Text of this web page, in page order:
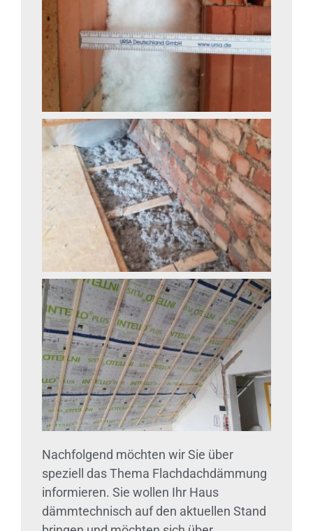
Nachfolgend möchten wir Sie über
speziell das Thema Flachdachdämmung
informieren. Sie wollen Ihr Haus
dämmtechnisch auf den aktuellen Stand